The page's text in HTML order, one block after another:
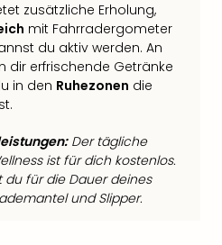
zusätzliche Erholung,
mit Fahrradergometer
du aktiv werden. An
dir erfrischende Getränke
in den Ruhezonen die
Der tägliche
ist für dich kostenlos.
du für die Dauer deines
und Slipper.